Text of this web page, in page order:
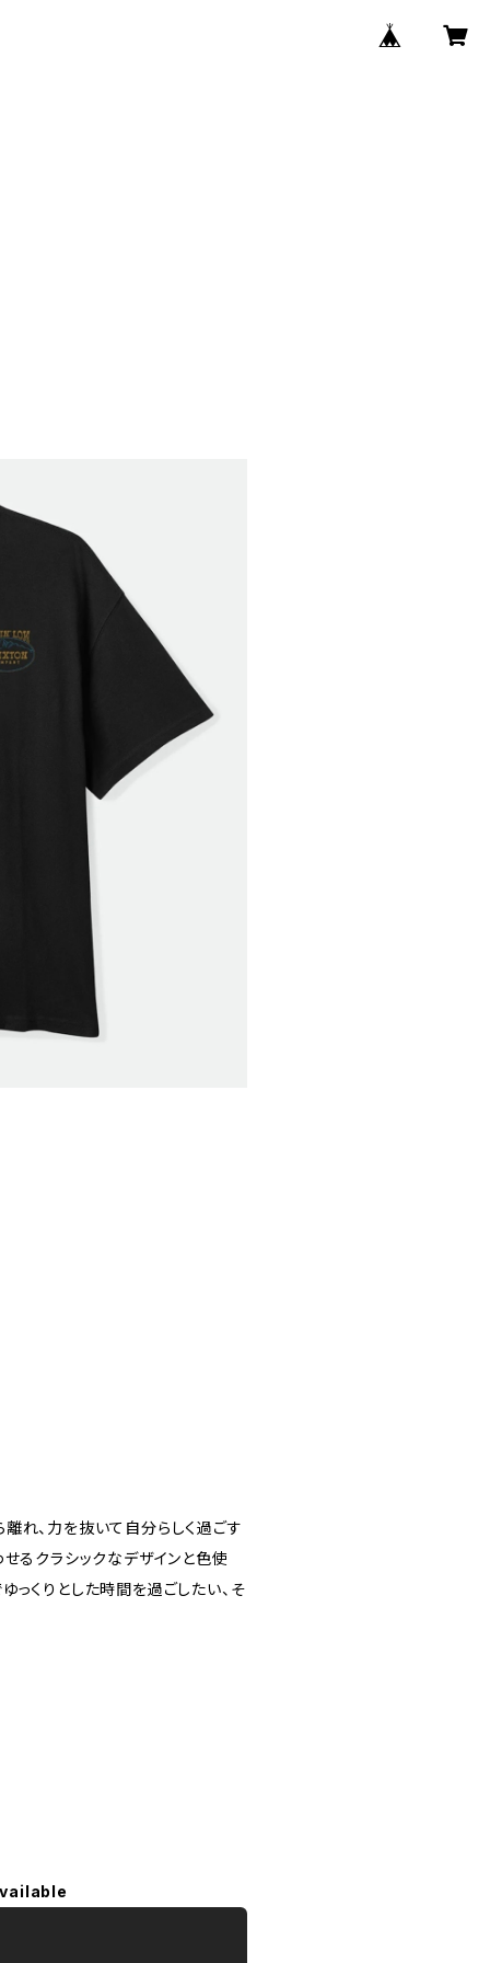
、力を抜いて自分らしく過ごす
るクラシックなデザインと色使
くりとした時間を過ごしたい、そ